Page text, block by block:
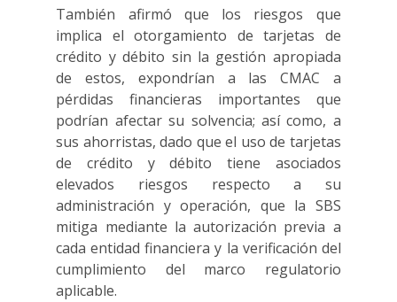
También afirmó que los riesgos que
implica el otorgamiento de tarjetas de
crédito y débito sin la gestión apropiada
de estos, expondrían a las CMAC a
pérdidas financieras importantes que
podrían afectar su solvencia; así como, a
sus ahorristas, dado que el uso de tarjetas
de crédito y débito tiene asociados
elevados riesgos respecto a su
administración y operación, que la SBS
mitiga mediante la autorización previa a
cada entidad financiera y la verificación del
cumplimiento del marco regulatorio
aplicable.